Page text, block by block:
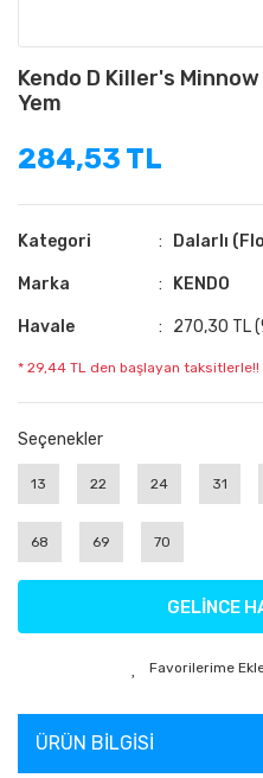
Kendo D Killer's
Yem
284,53 TL
Kategori Dalarlı
Marka KENDO
Havale 270,30 TL
* 29,44 TL den başlayan taksitlerle!!
Seçenekler
13 22 24 31
68 69 70
GELİNCE
ÜRÜN BILGISI